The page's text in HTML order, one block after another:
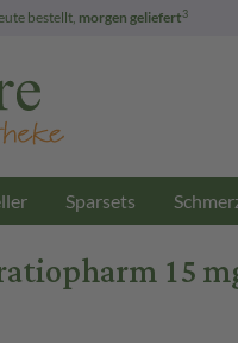
bestellt, morgen geliefert3
Sparsets
15